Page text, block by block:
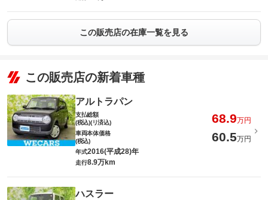
この販売店の在庫一覧を見る
この販売店の新着車種
アルトラパン
支払総額
(税込)(リ済込)
68.9万円
車両本体価格
(税込)
60.5万円
年式2016(平成28)年
走行8.9万km
ハスラー